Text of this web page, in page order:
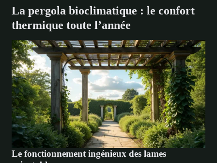
La pergola bioclimatique : le confort
thermique toute l’année
Le fonctionnement ingénieux des lames